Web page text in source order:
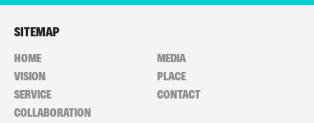
SITEMAP
HOME
VISION
SERVICE
COLLABORATION
MEDIA
PLACE
CONTACT